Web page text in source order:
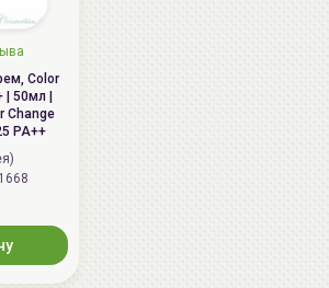
Color
| 50мл |
Change
PA++